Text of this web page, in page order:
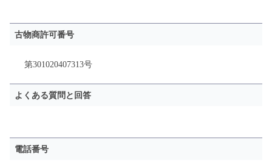
古物商許可番号
第301020407313号
よくある質問と回答
電話番号